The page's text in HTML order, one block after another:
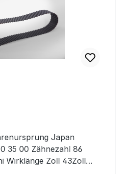
Japan
35 00 Zähnezahl 86
Wirklänge Zoll 43Zoll